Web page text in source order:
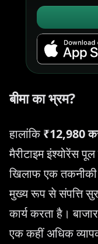
बीमा का भ्रम?
हालांकि₹12,980
मैरीटाइम इंश्योरेंस पूल
खिलाफ एक तकनीकी
मुख्य रूप से संपत्ति
कार्य करता है।
एक कहीं अधिक